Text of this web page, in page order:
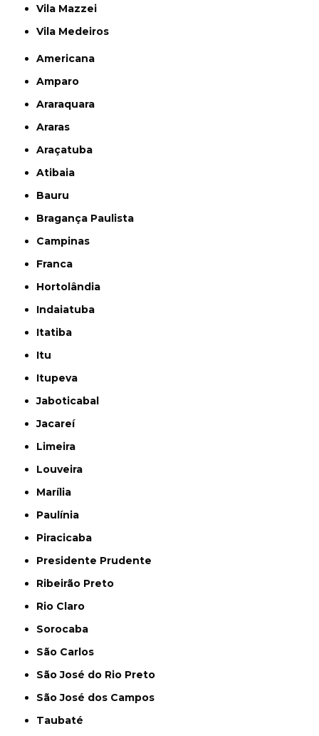
Vila Mazzei
Vila Medeiros
Americana
Amparo
Araraquara
Araras
Araçatuba
Atibaia
Bauru
Bragança Paulista
Campinas
Franca
Hortolândia
Indaiatuba
Itatiba
Itu
Itupeva
Jaboticabal
Jacareí
Limeira
Louveira
Marília
Paulínia
Piracicaba
Presidente Prudente
Ribeirão Preto
Rio Claro
Sorocaba
São Carlos
São José do Rio Preto
São José dos Campos
Taubaté